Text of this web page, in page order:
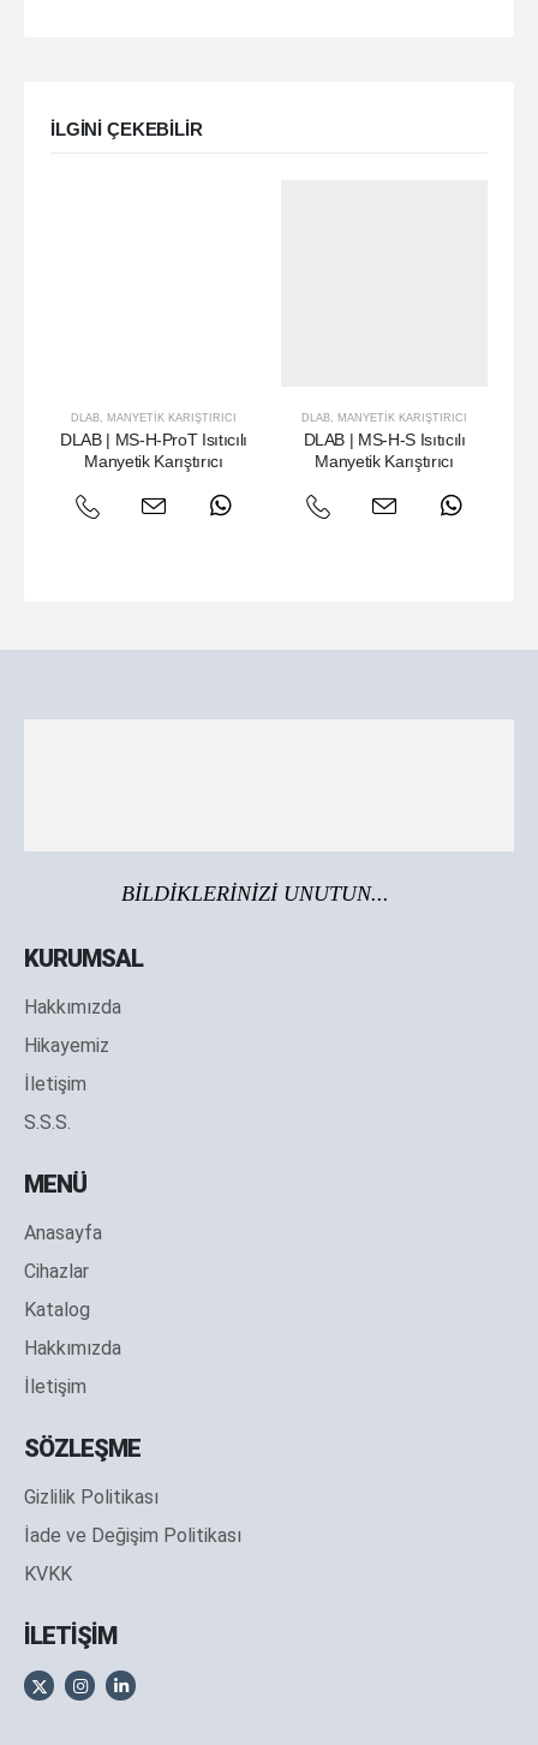
ILGINI ÇEKEBILIR
DLAB MANYETIK KARIŞTIRICI
DLAB | MS-H-ProT Isıtıcılı
Manyetik Karıştırıcı
DLAB MANYETIK KARIŞTIRICI
DLAB | MS-H-S Isıtıcılı
Manyetik Karıştırıcı
BİLDİKLERİNİZİ UNUTUN...
KURUMSAL
Hakkımızda
Hikayemiz
İletişim
S.S.S.
MENÜ
Anasayfa
Cihazlar
Katalog
Hakkımızda
İletişim
SÖZLEŞME
Gizlilik Politikası
İade ve Değişim Politikası
KVKK
İLETİŞİM